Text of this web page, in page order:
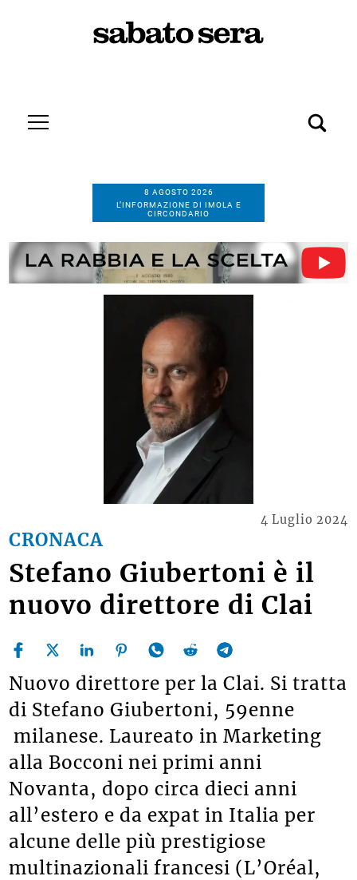
8 AGOSTO 2026
L’INFORMAZIONE DI IMOLA E
CIRCONDARIO
CRONACA
4 Luglio 2024
Stefano Giubertoni è il
nuovo direttore di Clai
Nuovo direttore per la Clai. Si tratta
di Stefano Giubertoni, 59enne
milanese. Laureato in Marketing
alla Bocconi nei primi anni
Novanta, dopo circa dieci anni
all’estero e da expat in Italia per
alcune delle più prestigiose
multinazionali francesi (L’Oréal,